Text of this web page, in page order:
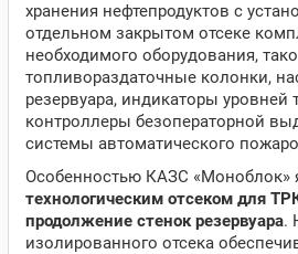
хранения нефтепродуктов с
отдельном закрытом отсеке
необходимого оборудования,
топливораздаточные колонки,
резервуара, индикаторы уровней
контроллеры безоператорной
системы автоматического
Особенностью КАЗС «Моноблок»
технологическим отсеком для
продолжение стенок резервуара.
изолированного отсека